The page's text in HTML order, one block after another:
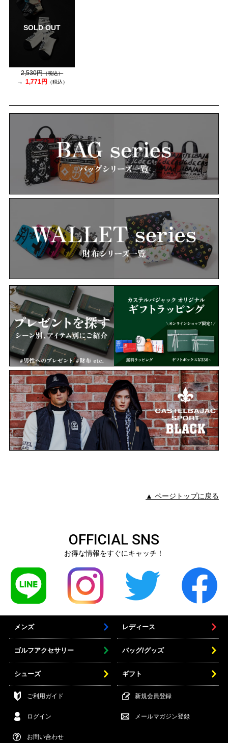
SOLD OUT
2,530円（税込）
1,771円 （税込）
▲ ページトップに戻る
OFFICIAL SNS
お得な情報をすぐにキャッチ！
メンズ レディース
ゴルフアクセサリー バッグ/グッズ
シューズ ギフト
ご利用ガイド 新規会員登録
ログイン メールマガジン登録
お問い合わせ